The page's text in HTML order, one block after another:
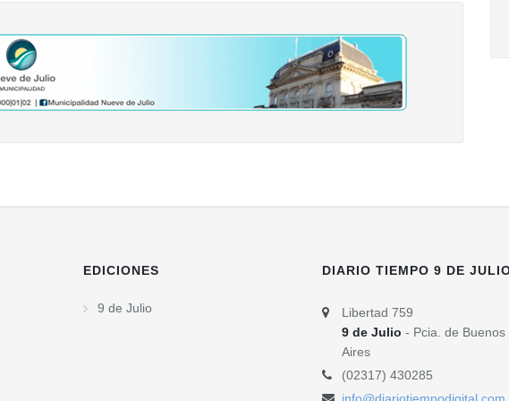
EDICIONES
9 de Julio
DIARIO TIEMPO 9 DE
Libertad 759
9 de Julio - Pcia. de Buenos
Aires
(02317) 430285